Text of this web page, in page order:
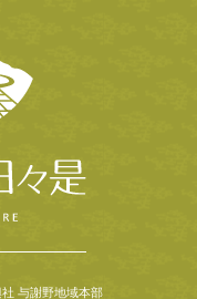
与謝野地域本部